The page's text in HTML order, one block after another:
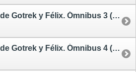
Las Aventuras de Gotrek y Félix. Ómnibus 3 (de 6) - nueva edición
Las Aventuras de Gotrek y Félix. Ómnibus 4 (de 6) - nueva edición